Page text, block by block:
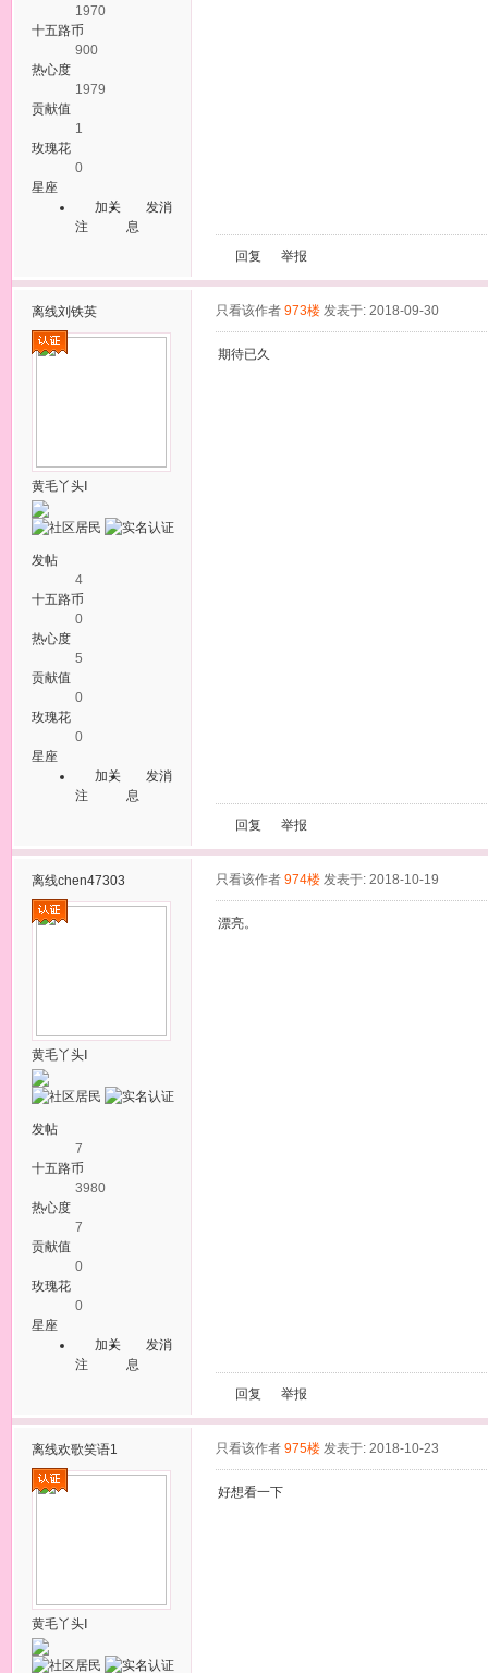
1970
十五路币
900
热心度
1979
贡献值
1
玫瑰花
0
星座
加关
注
发消
息
回复 举报
离线刘铁英
黄毛丫头Ⅰ
发帖
4
十五路币
0
热心度
5
贡献值
0
玫瑰花
0
星座
加关
注
发消
息
只看该作者 973楼 发表于: 2018-09-30
期待已久
回复 举报
离线chen47303
黄毛丫头Ⅰ
发帖
7
十五路币
3980
热心度
7
贡献值
0
玫瑰花
0
星座
加关
注
发消
息
只看该作者 974楼 发表于: 2018-10-19
漂亮。
回复 举报
离线欢歌笑语1
黄毛丫头Ⅰ
只看该作者 975楼 发表于: 2018-10-23
好想看一下